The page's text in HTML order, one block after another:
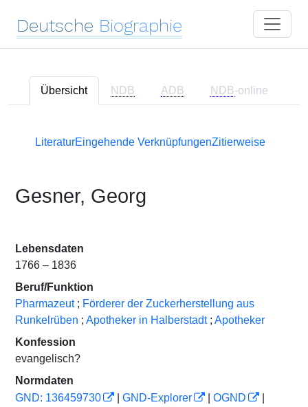
Deutsche Biographie
Übersicht NDB ADB NDB-online
LiteraturEingehende VerknüpfungenZitierweise
Gesner, Georg
Lebensdaten
1766 – 1836
Beruf/Funktion
Pharmazeut ; Förderer der Zuckerherstellung aus
Runkelrüben ; Apotheker in Halberstadt ; Apotheker
Konfession
evangelisch?
Normdaten
GND: 136459730
GND-Explorer OGND